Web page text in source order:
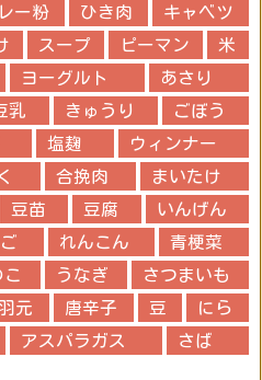
ー粉 ひき肉
キャベツ
スープ ピーマン
米
ヨーグルト
あさり
乳 きゅうり
ごぼう
塩麹
ウィンナー
合挽肉
まいたけ
豆苗 豆腐
いんげん
れんこん
青梗菜
うなぎ
さつまいも
元 唐辛子 豆
にら
アスパラガス さば